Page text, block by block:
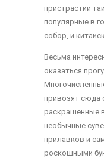
пристрастии
популярные в
собор, и
Весьма
оказаться
привозят сюда
раскрашенные
необычные
прилавков и
роскошными